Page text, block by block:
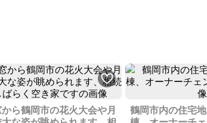
ら鶴岡市の花火大会や月
鶴岡市内の住宅